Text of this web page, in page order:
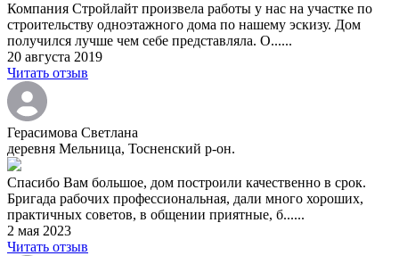
Компания Стройлайт произвела работы у нас на участке по
строительству одноэтажного дома по нашему эскизу. Дом
получился лучше чем себе представляла. О......
20 августа 2019
Читать отзыв
Герасимова Светлана
деревня Мельница, Тосненский р-он.
Спасибо Вам большое, дом построили качественно в срок.
Бригада рабочих профессиональная, дали много хороших,
практичных советов, в общении приятные, б......
2 мая 2023
Читать отзыв